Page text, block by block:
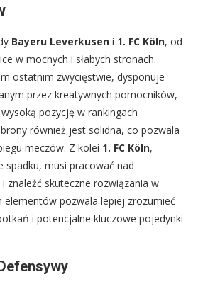
Bayeru Leverkusen i 1. FC Köln, od
w mocnych i słabych stronach.
ostatnim zwycięstwie, dysponuje
przez kreatywnych pomocników,
pozycję w rankingach
również jest solidna, co pozwala
meczów. Z kolei 1. FC Köln,
spadku, musi pracować nad
znaleźć skuteczne rozwiązania w
elementów pozwala lepiej zrozumieć
i potencjalne kluczowe pojedynki